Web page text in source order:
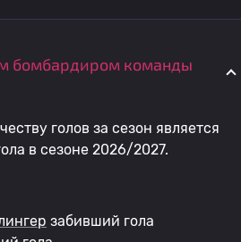
бомбардиром команды
голов за сезон является
в сезоне 2026/2027.
забивший гола